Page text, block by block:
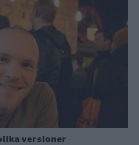
versioner